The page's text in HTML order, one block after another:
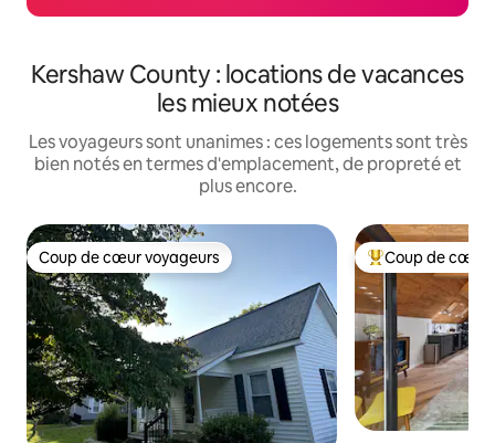
Kershaw County : locations de vacances
les mieux notées
Les voyageurs sont unanimes : ces logements sont très
bien notés en termes d'emplacement, de propreté et
plus encore.
Coup de cœur voyageurs
Coup de cœur voyageurs Coups de cœur
Coup de cœur